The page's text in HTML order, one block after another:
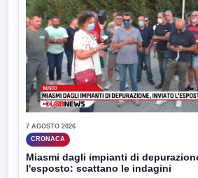
7 AGOSTO 2026
CRONACA
Miasmi dagli impianti di
l'esposto: scattano le indagini